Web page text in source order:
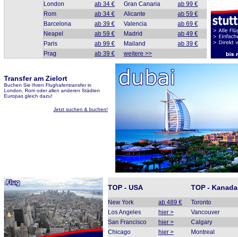
London
ab 34 € Gran Canaria
ab 99 €
Rom
ab 34 € Alicante
ab 59 €
Barcelona
ab 39 € Valencia
ab 69 €
Neapel
ab 59 € Madrid
ab 49 €
Paris
ab 99 € Mailand
ab 39 €
Prag
ab 39 € weitere >>
Transfer am Zielort
Buchen Sie Ihren Flughafentransfer in
London, Rom oder allen anderen Städten
Europas gleich dazu!
Jetzt suchen & buchen!
TOP - USA TOP - Kanada
New York ab 489 € Toronto
Los Angeles
hier > Vancouver
San Francisco
hier > Calgary
Chicago
hier > Montreal